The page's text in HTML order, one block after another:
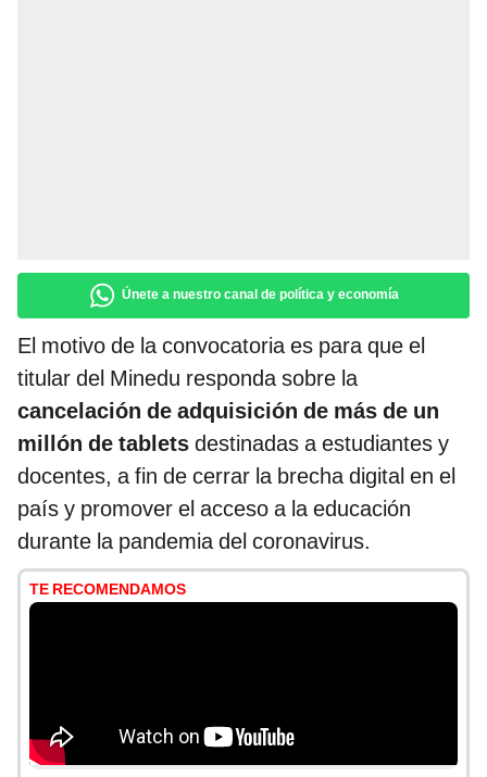
Únete a nuestro canal de política y economía
El motivo de la convocatoria es para que el
titular del Minedu responda sobre la
cancelación de adquisición de más de un
millón de tablets destinadas a estudiantes y
docentes, a fin de cerrar la brecha digital en el
país y promover el acceso a la educación
durante la pandemia del coronavirus.
TE RECOMENDAMOS